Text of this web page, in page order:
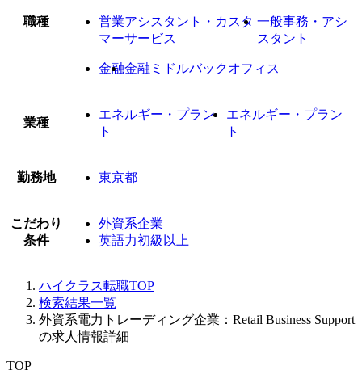
職種
営業アシスタント・カスタ
マーサービス
一般事務・アシ
スタント
金融金融ミドルバックオフィス
業種
エネルギー・プラン
ト
エネルギー・プラン
ト
勤務地 東京都
こだわり
条件
外資系企業
英語力初級以上
ハイクラス転職TOP
検索結果一覧
外資系電力トレーディング企業：Retail Business Support
の求人情報詳細
TOP